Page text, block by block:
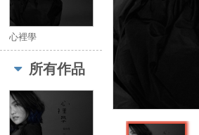
心裡學
所有作品